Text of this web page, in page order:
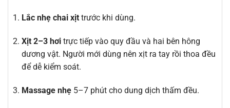
Lắc nhẹ chai xịttrước khi dùng.
Xịt 2–3 hơitrực tiếp vào quy đầu và hai bên hông
dương vật. Người mới dùng nên xịt ra tay rồi thoa đều
để dễ kiểm soát.
Massage nhẹ5–7 phút cho dung dịch thấm đều.